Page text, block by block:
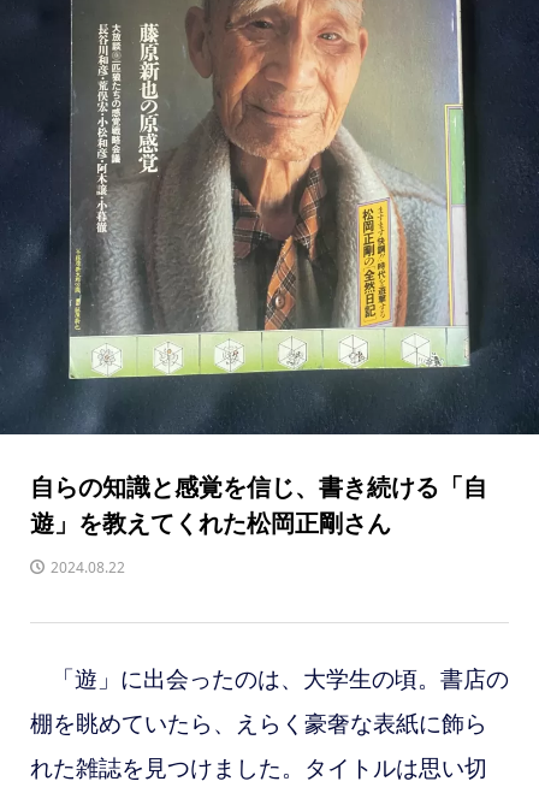
自らの知識と感覚を信じ、書き続ける「自
遊」を教えてくれた松岡正剛さん
2024.08.22
「遊」に出会ったのは、大学生の頃。書店の
棚を眺めていたら、えらく豪奢な表紙に飾ら
れた雑誌を見つけました。タイトルは思い切